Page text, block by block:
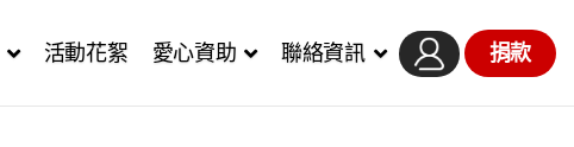
活動花絮 愛心資助 聯絡資訊 捐款